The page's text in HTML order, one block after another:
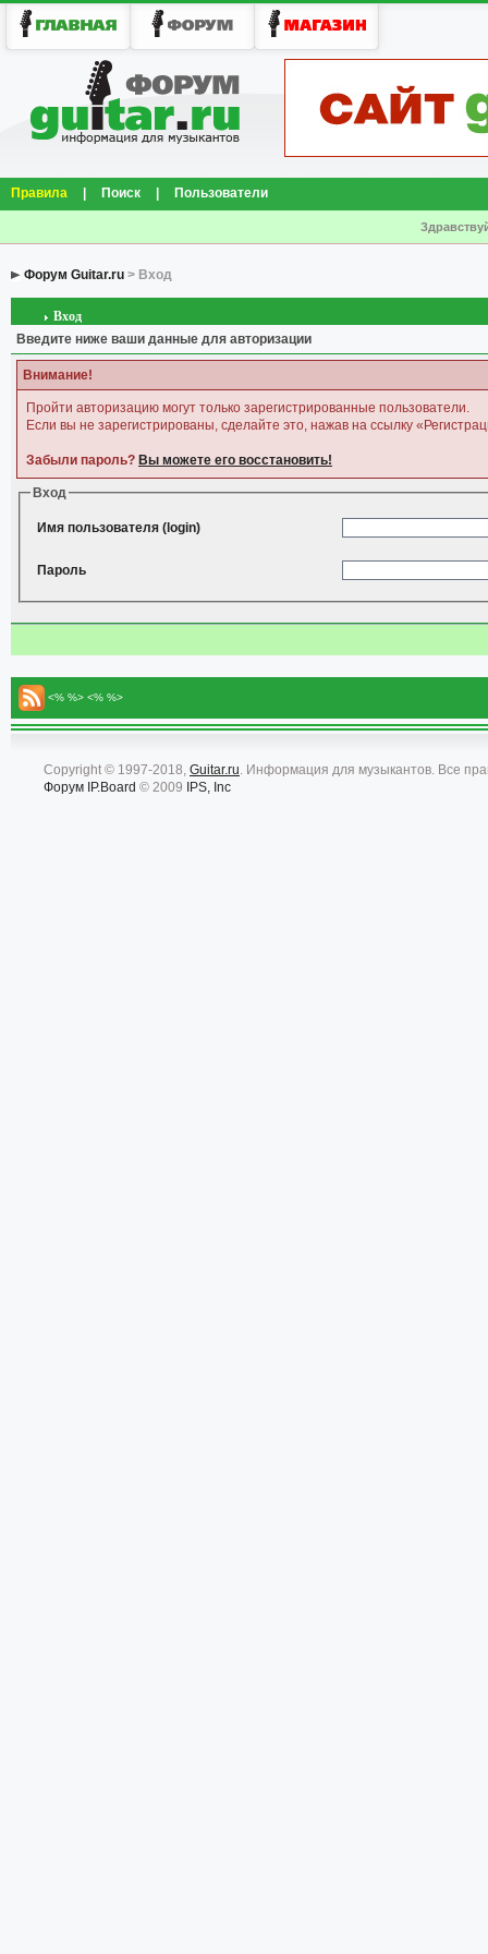
Правила Поиск Пользователи
Форум Guitar.ru > Вход
Вход
Введите ниже ваши данные для авторизации
Внимание!
Пройти авторизацию могут только зарегистрированные пользователи.
Если вы не зарегистрированы, сделайте это, нажав на ссылку
Забыли пароль? Вы можете его восстановить!
Вход
Имя пользователя (login)
Пароль
<% %> <% %>
Copyright © 1997-2018, Guitar.ru. Информация для музыкантов. Все
Форум IP.Board © 2009 IPS, Inc